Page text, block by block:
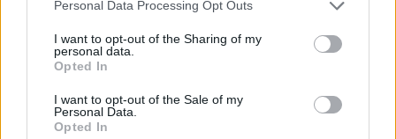
not limited to your visit or usage behaviour. You may click to
grant or deny consent to Google and its third-party tags to
use your data for below specified purposes in below Google
consent section.
Personal Data Processing Opt Outs
I want to opt-out of the Sharing of my
personal data.
Opted In
I want to opt-out of the Sale of my
Personal Data.
Opted In
köteleznek tölgy telepítésre. Lehet csinálni például
juharost vagy hársast is (épp tegnap mesélték a
Mecsekerdősök, hogy az egészséges ezüsthárs
rönköt jobb áron tudják eladni, mint a bükköt).
túlzásba, akár idegenhonosokkal is. Az 5 hektáron
0,7-0,8 hektárnyi feketedió simán elfér 4-6